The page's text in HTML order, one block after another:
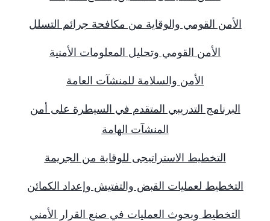
الأمن القومي والوقاية من مكافحة جرائم التسلل
الأمن القومي وتحليل المعلومات الأمنية
الأمن والسلامة للمنشآت العامة
البرنامج التدريبي المتقدم في السيطرة على أمن
المنشآت الهامة
التخطيط الاستراتيجى للوقاية من الجريمة
التخطيط لعمليات القبض والتفتيش وإعداد الكمائن
التخطيط وبحوث العمليات في صنع القرار الأمني